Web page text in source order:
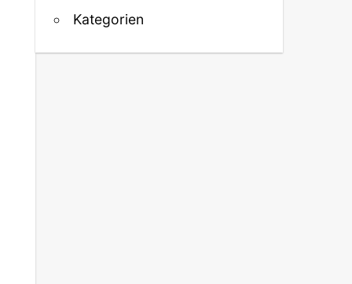
Kategorien